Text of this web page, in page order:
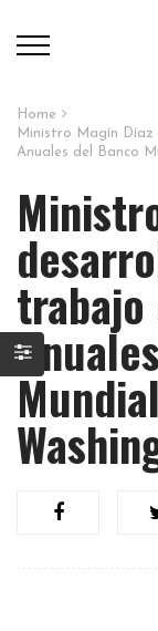
Home
Ministro Magín Díaz
Anuales del Banco
trabajo